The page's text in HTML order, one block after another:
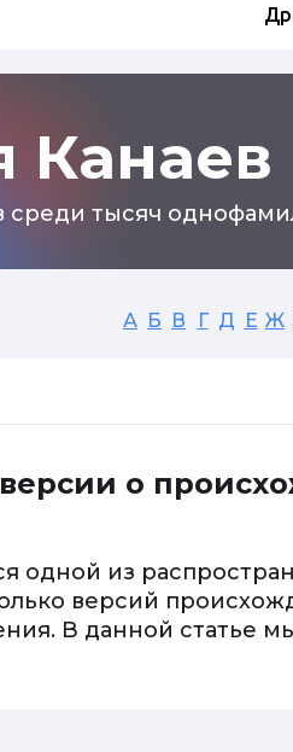
Канаев
среди тысяч
А Б В Г Д Е Ж
о
одной из
версий
В данной статье